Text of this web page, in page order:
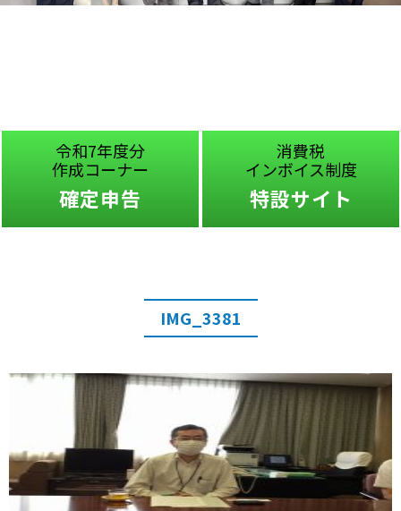
令和7年度分
作成コーナー
確定申告
消費税
インボイス制度
特設サイト
IMG_3381